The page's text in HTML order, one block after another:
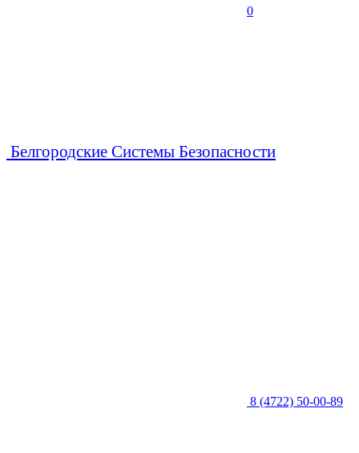
0
Белгородские Системы Безопасности
8 (4722) 50-00-89